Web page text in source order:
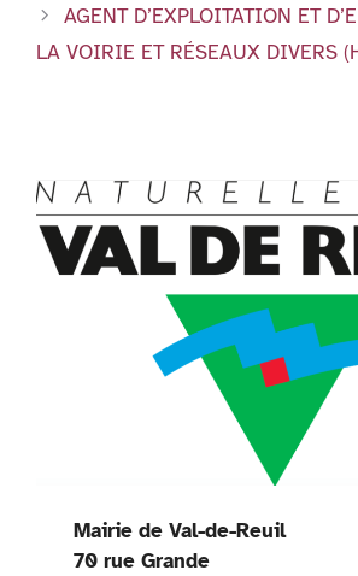
k
dl
y
AGENT D’EXPLOITATION ET
LA VOIRIE ET RÉSEAUX DIVERS
Mairie de Val-de-Reuil
70 rue Grande